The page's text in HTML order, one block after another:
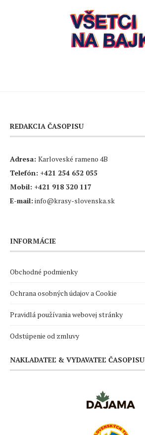
REDAKCIA ČASOPISU
Adresa: Karloveské rameno 4B
Telefón: +421 254 652 055
Mobil: +421 918 320 117
E-mail: info@krasy-slovenska.sk
INFORMÁCIE
Obchodné podmienky
Ochrana osobných údajov a Cookie
Pravidlá používania webovej stránky
Odstúpenie od zmluvy
NAKLADATEĽ & VYDAVATEĽ ČASOPISU